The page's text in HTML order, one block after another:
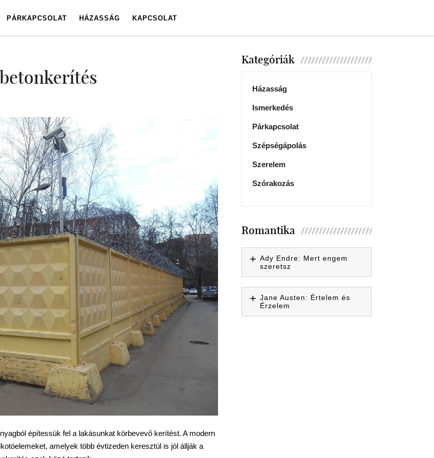
PÁRKAPCSOLAT HÁZASSÁG KAPCSOLAT
építessük fel a lakásunkat körbevevő kerítést. A modern
amelyek több évtizeden keresztül is jól állják a
Kategóriák
Házasság
Ismerkedés
Párkapcsolat
Szépségápolás
Szerelem
Szórakozás
Romantika
Ady Endre: Mert engem
szeretsz
Jane Austen: Értelem és
Érzelem